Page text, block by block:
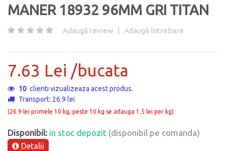
MANER 18932 96MM GRI TITAN
Adaugă review | Adaugă întrebare
7.63 Lei /bucata
10 clienti vizualizeaza acest produs.
Transport: 26.9 lei
(26.9 lei primele 10 kg, peste 10 kg se adauga 1.5 lei per kg)
Disponibil: in stoc depozit (disponibil pe comanda)
Detalii